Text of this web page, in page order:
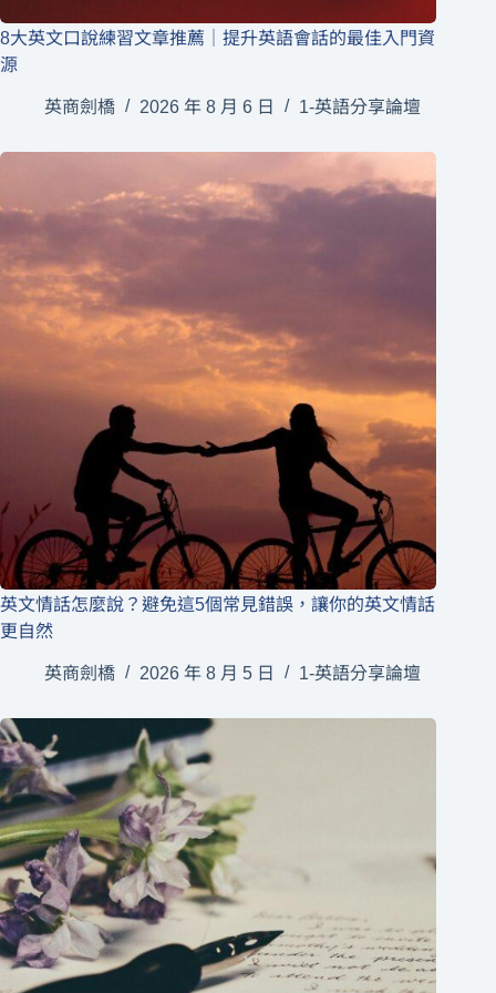
8大英文口說練習文章推薦｜提升英語會話的最佳入門資
源
英商劍橋 2026 年 8 月 6 日 1-英語分享論壇
英文情話怎麼說？避免這5個常見錯誤，讓你的英文情話
更自然
英商劍橋 2026 年 8 月 5 日 1-英語分享論壇